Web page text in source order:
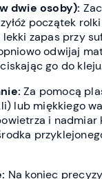
dwie osoby):
początek
zapas przy
odwijaj
go do
Za pomocą
lub miękkiego
i nadmiar
Na koniec